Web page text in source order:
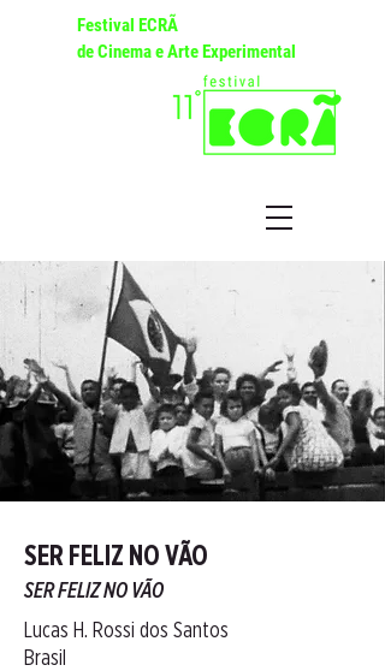
Festival ECRÃ
de Cinema e Arte Experimental
SER FELIZ NO VÃO
SER FELIZ NO VÃO
Lucas H. Rossi dos Santos
Brasil